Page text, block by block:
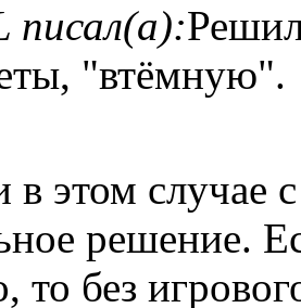
писал(а):
"втёмную".
в этом случае
решение.
то без